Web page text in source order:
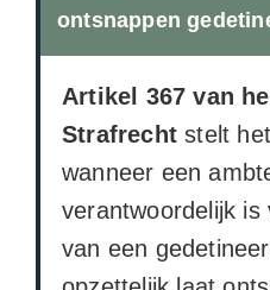
ontsnappen
Artikel 367 van
Strafrechtstelt
wanneer een
verantwoordelijk is
van een